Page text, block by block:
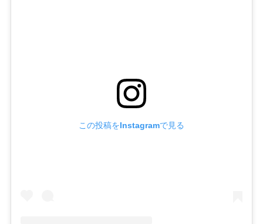
この投稿をInstagramで見る